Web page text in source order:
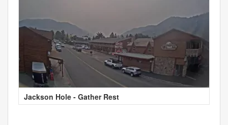
Jackson Hole - Gather Rest